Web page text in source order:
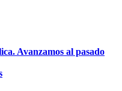
Avanzamos al pasado